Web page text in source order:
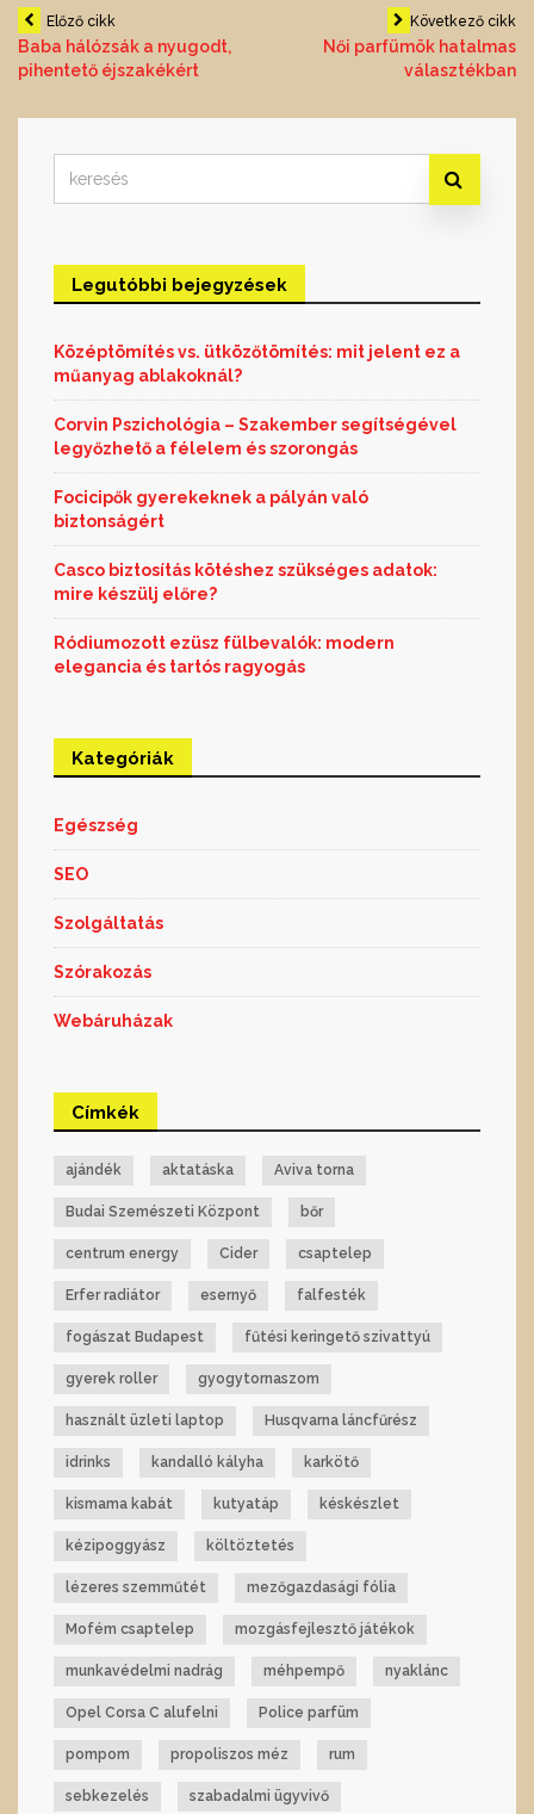
Bejegyzés
navigáció
Előző cikk
Baba hálózsák a nyugodt,
pihentető éjszakékért
Következő cikk
Női parfümök hatalmas
választékban
for:
Legutóbbi bejegyzések
Középtömítés vs. ütközőtömítés: mit jelent ez a
műanyag ablakoknál?
Corvin Pszichológia – Szakember segítségével
legyőzhető a félelem és szorongás
Focicipők gyerekeknek a pályán való
biztonságért
Casco biztosítás kötéshez szükséges adatok:
mire készülj előre?
Ródiumozott ezüsz fülbevalók: modern
elegancia és tartós ragyogás
Kategóriák
Egészség
SEO
Szolgáltatás
Szórakozás
Webáruházak
Címkék
ajándék aktatáska Aviva torna
Budai Szemészeti Központ bőr
centrum energy Cider csaptelep
Erfer radiátor esernyő falfesték
fogászat Budapest fűtési keringető szivattyú
gyerek roller gyogytornaszom
használt üzleti laptop Husqvarna láncfűrész
idrinks kandalló kályha karkötő
kismama kabát kutyatáp késkészlet
kézipoggyász költöztetés
lézeres szemműtét mezőgazdasági fólia
Mofém csaptelep mozgásfejlesztő játékok
munkavédelmi nadrág méhpempő nyaklánc
Opel Corsa C alufelni Police parfüm
pompom propoliszos méz rum
sebkezelés szabadalmi ügyvivő